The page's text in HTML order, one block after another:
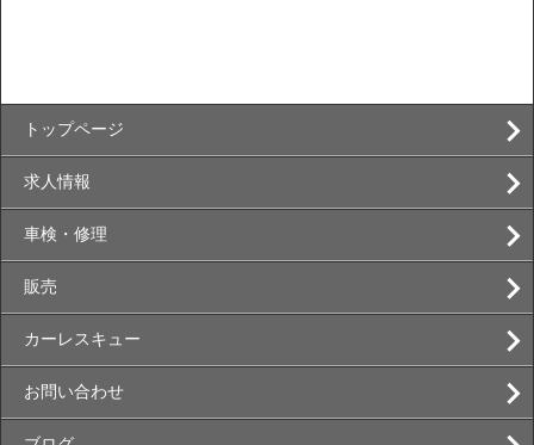
トップページ
求人情報
車検・修理
販売
カーレスキュー
お問い合わせ